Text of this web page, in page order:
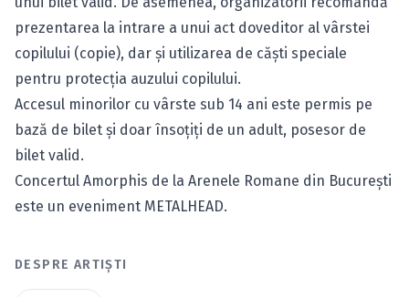
prezentarea la intrare a unui act doveditor al vârstei
copilului (copie), dar şi utilizarea de căşti speciale
pentru protecţia auzului copilului.
Accesul minorilor cu vârste sub 14 ani este permis pe
bază de bilet şi doar însoţiţi de un adult, posesor de
bilet valid.
Concertul Amorphis de la Arenele Romane din Bucureşti
este un eveniment METALHEAD.
DESPRE ARTIȘTI